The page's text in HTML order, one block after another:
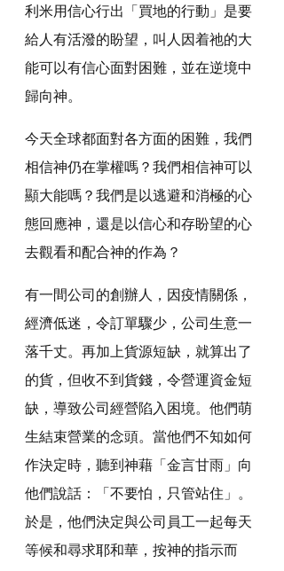
利米用信心行出「買地的行動」是要
給人有活潑的盼望，叫人因着祂的大
能可以有信心面對困難，並在逆境中
歸向神。
今天全球都面對各方面的困難，我們
相信神仍在掌權嗎？我們相信神可以
顯大能嗎？我們是以逃避和消極的心
態回應神，還是以信心和存盼望的心
去觀看和配合神的作為？
有一間公司的創辦人，因疫情關係，
經濟低迷，令訂單驟少，公司生意一
落千丈。再加上貨源短缺，就算出了
的貨，但收不到貨錢，令營運資金短
缺，導致公司經營陷入困境。他們萌
生結束營業的念頭。當他們不知如何
作決定時，聽到神藉「金言甘雨」向
他們說話：「不要怕，只管站住」。
於是，他們決定與公司員工一起每天
等候和尋求耶和華，按神的指示而